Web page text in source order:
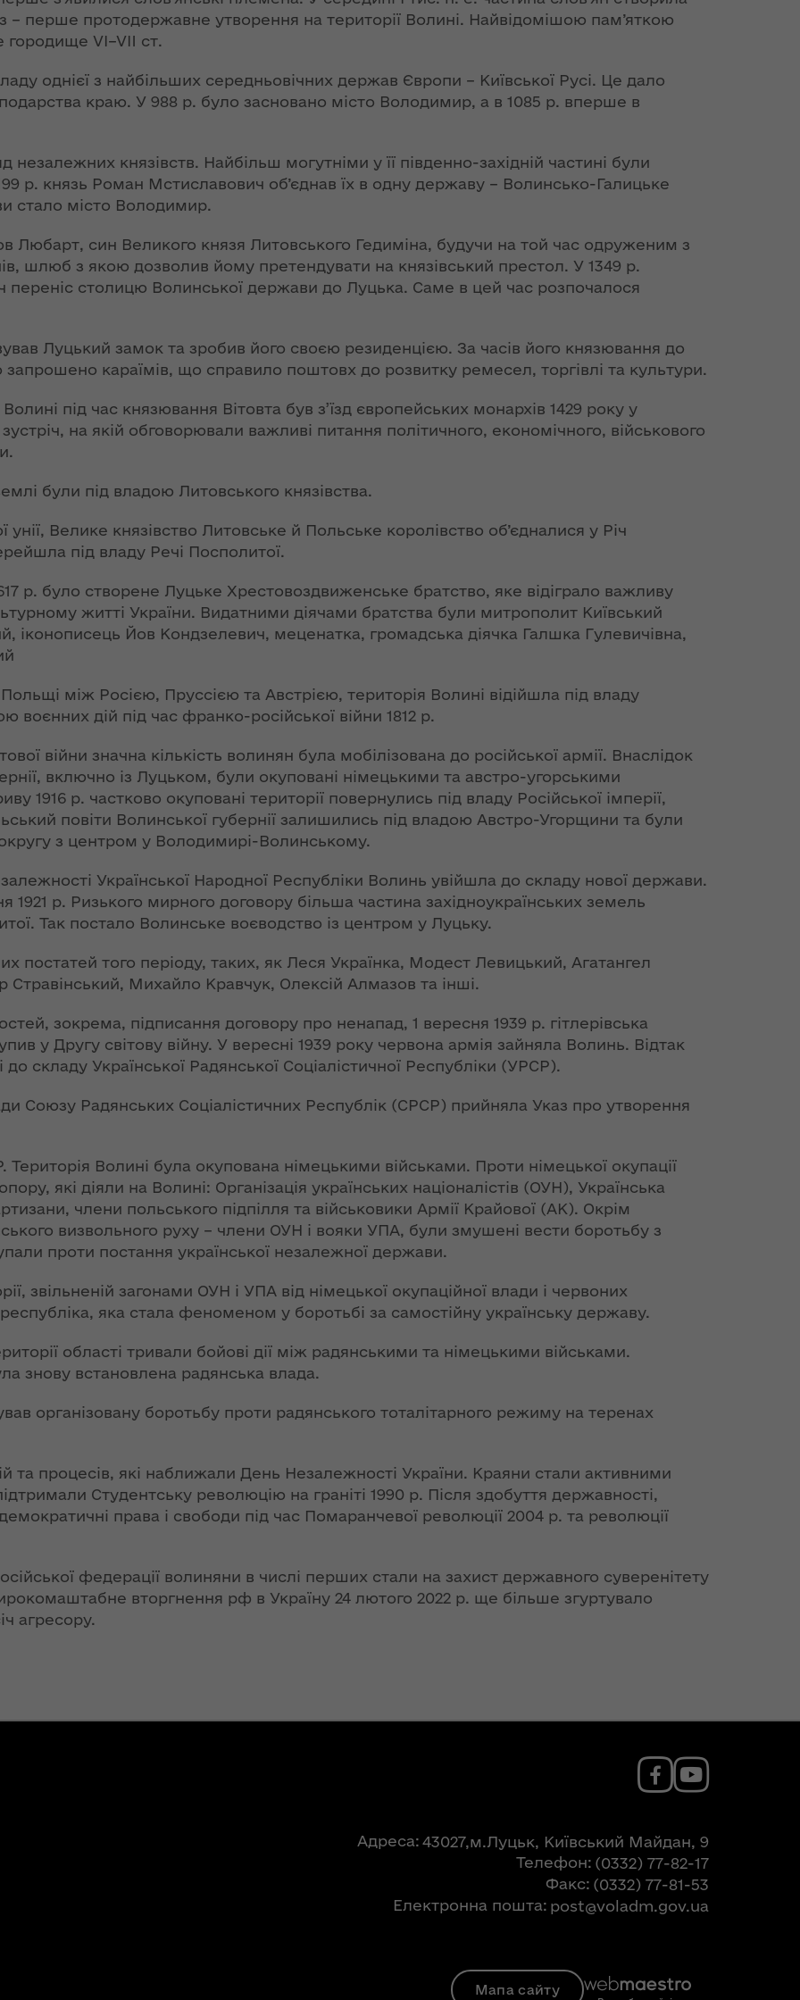
2018
"Про
608
2018
2018
2018
2018
"Про
на
з
2018
до
про
758
Новий
адміністративно-
територіальний
устрій Волині: які
функції мають
адміністрації
9 червня в області
стартувала літня
оздоровча
кампанія для дітей
інтерв’ю із
заступником
голови ОДА Ігорем
Чуліпою для
«InsiderMedia».
ВІДЕО
Інтерв’ю
заступниці голови
ОДА Вікторії
Левчук для ІА
«Конкурент»
Вікторія Левчук
про плани на
ефірі телеканалу
«Громадське
інтерактивне
телебачення»
НЕФОРМАТ:
інтерв’ю із
заступницею
голови ОДА
Людмилою
Тимощук для
«InsiderMedia».
ВІДЕО
Обмеження для
великовагового
транспорту в
літній період:
основна мета –
збереження
автошляхів Волині
році жнива
розпочнуться
пізніше, однак
очікують хороший
збір урожаю
НЕФОРМАТ:
інтерв’ю із
головою ОДА
Юрієм
Погуляйком для
«InsiderMedia».
ВІДЕО
опалювального
сезону на 100% –
заступник
начальника
житлово-
комунального
господарства ОДА
в ефірі
– перше протодержавне утворення на території Волині. Найвідомішою пам’яткою
городище VI–VII ст.
однієї з найбільших середньовічних держав Європи – Київської Русі. Це дало
краю. У 988 р. було засновано місто Володимир, а в 1085 р. вперше в
незалежних князівств. Найбільш могутніми у її південно-західній частині були
р. князь Роман Мстиславович об’єднав їх в одну державу – Волинсько-Галицьке
стало місто Володимир.
Любарт, син Великого князя Литовського Гедиміна, будучи на той час одруженим з
шлюб з якою дозволив йому претендувати на князівський престол. У 1349 р.
переніс столицю Волинської держави до Луцька. Саме в цей час розпочалося
Луцький замок та зробив його своєю резиденцією. За часів його князювання до
караїмів, що справило поштовх до розвитку ремесел, торгівлі та культури.
під час князювання Вітовта був з’їзд європейських монархів 1429 року у
на якій обговорювали важливі питання політичного, економічного, військового
були під владою Литовського князівства.
унії, Велике князівство Литовське й Польське королівство об’єдналися у Річ
під владу Речі Посполитої.
р. було створене Луцьке Хрестовоздвиженське братство, яке відіграло важливу
житті України. Видатними діячами братства були митрополит Київський
іконописець Йов Кондзелевич, меценатка, громадська діячка Галшка Гулевичівна,
Польщі між Росією, Пруссією та Австрією, територія Волині відійшла під владу
воєнних дій під час франко-російської війни 1812 р.
війни значна кількість волинян була мобілізована до російської армії. Внаслідок
включно із Луцьком, були окуповані німецькими та австро-угорськими
1916 р. частково окуповані території повернулись під владу Російської імперії,
повіти Волинської губернії залишились під владою Австро-Угорщини та були
з центром у Володимирі-Волинському.
Української Народної Республіки Волинь увійшла до складу нової держави.
1921 р. Ризького мирного договору більша частина західноукраїнських земель
Так постало Волинське воєводство із центром у Луцьку.
постатей того періоду, таких, як Леся Українка, Модест Левицький, Агатангел
Стравінський, Михайло Кравчук, Олексій Алмазов та інші.
зокрема, підписання договору про ненапад, 1 вересня 1939 р. гітлерівська
у Другу світову війну. У вересні 1939 року червона армія зайняла Волинь. Відтак
до складу Української Радянської Соціалістичної Республіки (УРСР).
Союзу Радянських Соціалістичних Республік (СРСР) прийняла Указ про утворення
Територія Волині була окупована німецькими військами. Проти німецької окупації
які діяли на Волині: Організація українських націоналістів (ОУН), Українська
члени польського підпілля та військовики Армії Крайової (АК). Окрім
визвольного руху – члени ОУН і вояки УПА, були змушені вести боротьбу з
проти постання української незалежної держави.
звільненій загонами ОУН і УПА від німецької окупаційної влади і червоних
яка стала феноменом у боротьбі за самостійну українську державу.
області тривали бойові дії між радянськими та німецькими військами.
знову встановлена радянська влада.
організовану боротьбу проти радянського тоталітарного режиму на теренах
та процесів, які наближали День Незалежності України. Краяни стали активними
Студентську революцію на граніті 1990 р. Після здобуття державності,
права і свободи під час Помаранчевої революції 2004 р. та революції
федерації волиняни в числі перших стали на захист державного суверенітету
вторгнення рф в Україну 24 лютого 2022 р. ще більше згуртувало
агресору.
Адреса 43027,м.Луцьк, Київський Майдан, 9
Телефон (0332) 77-82-17
Факс (0332) 77-81-53
Електронна пошта post@voladm.gov.ua
Мапа сайту